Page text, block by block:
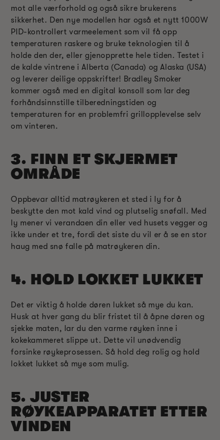
mot alle værforhold og også sikre brukerens
sikkerhet. Den nye modellen har også et nytt 1000W
PID-kontrollert varmeelement som vil få opp
temperaturen raskere og bruke teknologien til å
holde den der, eller gjenopprette hele tiden. Testet i
de kalde vintrene i Alberta (Canada) og Alaska (USA)
og leverer deilige oppskrifter! Bradley Smoker
kommer også med en digital konsoll som lar deg
forhåndsinnstille tilberedningstiden og
temperaturen for en problemfri grillopplevelse selv
om vinteren.
3. FINN ET SKJERMET
OMRÅDE
Oppbevar alltid matrøykeren et sted i ly for å
beskytte den mot kald vind og plutselig snøfall. Med
ly mener vi verandaen din eller ved husets vegger og
ikke under et tre, fordi det siste du vil er å se en stor
haug med snø falle på matrøykeren din.
4. HOLD LOKKET LUKKET
Det er viktig å holde døren lukket så mye du kan.
Husk at hver gang du blir fristet til å åpne døren og
sjekke maten, lar du den varme røyken inne i
kokekammeret slippe ut. Dette vil unødvendig
forsinke røykeprosessen. Så hold deg rolig og hold
lokket lukket så mye som mulig.
5. JUSTER
RØYKEAPPARATET ETTER
VINDEN